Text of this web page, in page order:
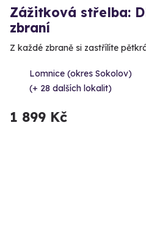
Zážitková střelba:
zbraní
Z každé zbraně si zastřílíte
Lomnice (okres Sokolov)
(+ 28 dalších lokalit)
1 899 Kč